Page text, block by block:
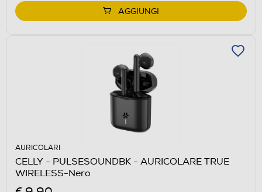
AGGIUNGI
AURICOLARI
CELLY - PULSESOUNDBK - AURICOLARE TRUE
WIRELESS-Nero